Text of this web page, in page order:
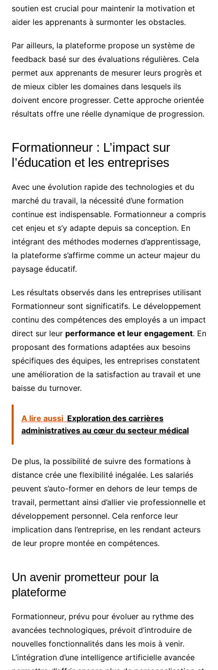
soutien est crucial pour maintenir la motivation et
aider les apprenants à surmonter les obstacles.
Par ailleurs, la plateforme propose un système de
feedback basé sur des évaluations régulières. Cela
permet aux apprenants de mesurer leurs progrès et
de mieux cibler les domaines dans lesquels ils
doivent encore progresser. Cette approche orientée
résultats offre une réelle dynamique de progression.
Formationneur : L’impact sur
l’éducation et les entreprises
Avec une évolution rapide des technologies et du
marché du travail, la nécessité d’une formation
continue est indispensable. Formationneur a compris
cet enjeu et s’y adapte depuis sa conception. En
intégrant des méthodes modernes d’apprentissage,
la plateforme s’affirme comme un acteur majeur du
paysage éducatif.
Les résultats observés dans les entreprises utilisant
Formationneur sont significatifs. Le développement
continu des compétences des employés a un impact
direct sur leur performance et leur engagement. En
proposant des formations adaptées aux besoins
spécifiques des équipes, les entreprises constatent
une amélioration de la satisfaction au travail et une
baisse du turnover.
A lire aussi Exploration des carrières
administratives au cœur du secteur médical
De plus, la possibilité de suivre des formations à
distance crée une flexibilité inégalée. Les salariés
peuvent s’auto-former en dehors de leur temps de
travail, permettant ainsi d’allier vie professionnelle et
développement personnel. Cela renforce leur
implication dans l’entreprise, en les rendant acteurs
de leur propre montée en compétences.
Un avenir prometteur pour la
plateforme
Formationneur, prévu pour évoluer au rythme des
avancées technologiques, prévoit d’introduire de
nouvelles fonctionnalités dans les mois à venir.
L’intégration d’une intelligence artificielle avancée